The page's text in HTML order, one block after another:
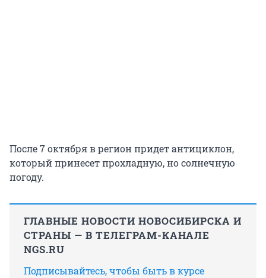
После 7 октября в регион придет антициклон,
который принесет прохладную, но солнечную
погоду.
ГЛАВНЫЕ НОВОСТИ НОВОСИБИРСКА И
СТРАНЫ — В ТЕЛЕГРАМ-КАНАЛЕ
NGS.RU
Подписывайтесь, чтобы быть в курсе